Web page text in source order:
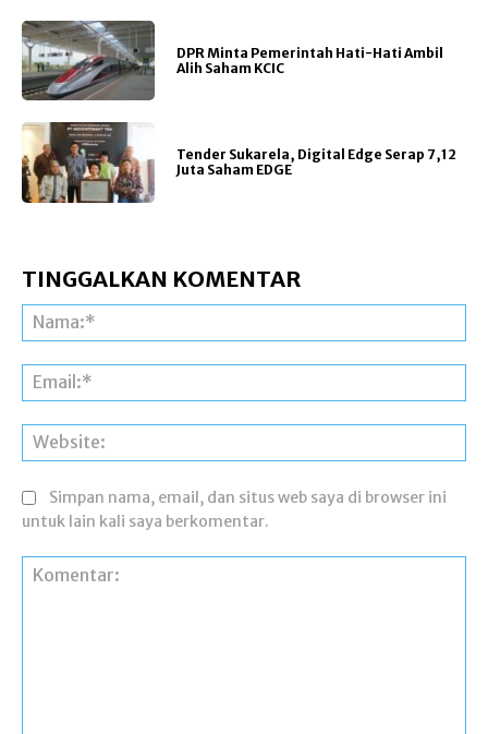
DPR Minta Pemerintah Hati-Hati Ambil
Alih Saham KCIC
Tender Sukarela, Digital Edge Serap 7,12
Juta Saham EDGE
TINGGALKAN KOMENTAR
Simpan nama, email, dan situs web saya di browser ini
untuk lain kali saya berkomentar.